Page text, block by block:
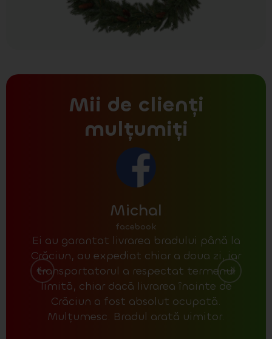
Mii de clienți
mulțumiți
Michal
facebook
Ei au garantat livrarea bradului până la
Crăciun, au expediat chiar a doua zi, iar
transportatorul a respectat termenul
limită, chiar dacă livrarea înainte de
Crăciun a fost absolut ocupată.
Mulțumesc. Bradul arată uimitor.